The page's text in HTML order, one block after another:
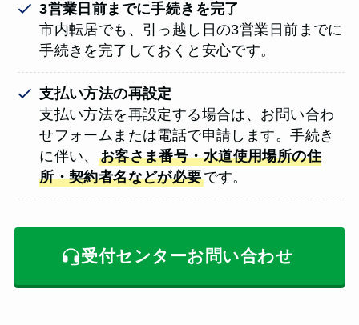
3営業日前までに手続きを完了
市内転居でも、引っ越し日の3営業日前までに
手続きを完了しておくと安心です。
支払い方法の再設定
支払い方法を再設定する場合は、お問い合わ
せフォームまたは電話で申請します。手続き
に伴い、 お客さま番号・水道使用場所の住
所・契約者名などが必要です。
受付センターお問い合わせ